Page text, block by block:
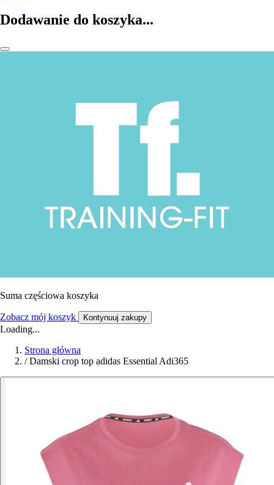
Dodawanie do koszyka...
Suma częściowa koszyka
Zobacz mój koszyk Kontynuuj zakupy
Loading...
Strona główna
/ Damski crop top adidas Essential Adi365